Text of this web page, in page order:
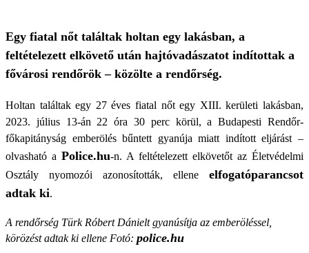
Egy fiatal nőt találtak holtan egy lakásban, a
feltételezett elkövető után hajtóvadászatot indítottak a
fővárosi rendőrök – közölte a rendőrség.
Holtan találtak egy 27 éves fiatal nőt egy XIII. kerületi lakásban,
2023. július 13-án 22 óra 30 perc körül, a Budapesti Rendőr-
főkapitányság emberölés bűntett gyanúja miatt indított eljárást –
olvasható a Police.hu-n. A feltételezett elkövetőt az Életvédelmi
Osztály nyomozói azonosították, ellene elfogatóparancsot
adtak ki.
A rendőrség Türk Róbert Dánielt gyanúsítja az emberöléssel,
körözést adtak ki ellene Fotó: police.hu